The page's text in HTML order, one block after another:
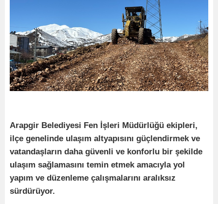
Arapgir Belediyesi Fen İşleri Müdürlüğü ekipleri,
ilçe genelinde ulaşım altyapısını güçlendirmek ve
vatandaşların daha güvenli ve konforlu bir şekilde
ulaşım sağlamasını temin etmek amacıyla yol
yapım ve düzenleme çalışmalarını aralıksız
sürdürüyor.